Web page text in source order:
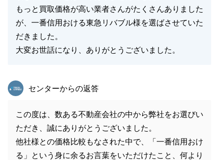
もっと買取価格が高い業者さんがたくさんありました
が、一番信用おける東急リバブル様を選ばさせていた
だきました。
大変お世話になり、ありがとうございました。
東急リバブル
センターからの返答
この度は、数ある不動産会社の中から弊社をお選びい
ただき、誠にありがとうございました。
他社様との価格比較もなされた中で、「一番信用おけ
る」という身に余るお言葉をいただけたこと、何より